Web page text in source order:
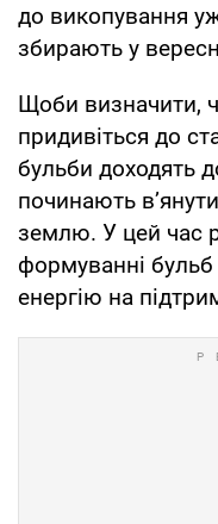
до викопування
збирають у
Щоби визначити,
придивіться до
бульби доходять
починають
землю. У цей час
формуванні бульб
енергію на